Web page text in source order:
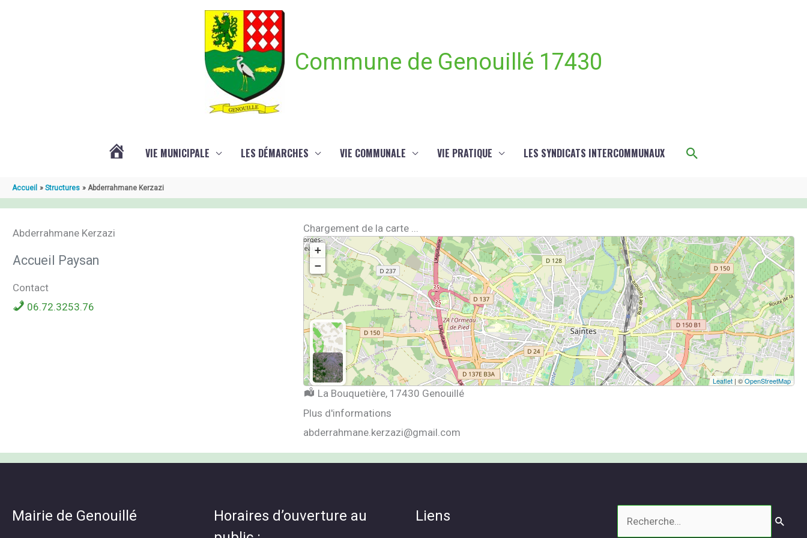
Commune de Genouillé 17430
DE
VIE MUNICIPALE LES DÉMARCHES VIE COMMUNALE VIE PRATIQUE LES SYNDICATS INTERCOMMUNAUX Rechercher
Accueil Structures Abderrahmane Kerzazi
Abderrahmane Kerzazi
Accueil Paysan
Contact
06.72.3253.76
Chargement de la carte ...
+
−
Leaflet| ©OpenStreetMap
Localisation :
La Bouquetière, 17430 Genouillé
Plus d'informations
abderrahmane.kerzazi@gmail.com
Mairie de Genouillé
Horaires d’ouverture au
Liens